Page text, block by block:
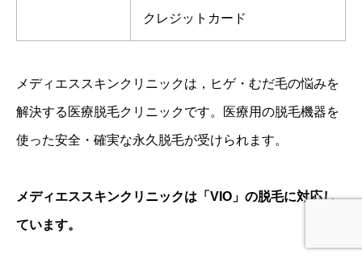
クレジットカード
メディエススキンクリニックは，ヒゲ・むだ毛の悩みを
解決する医療脱毛クリニックです。医療用の脱毛機器を
使った安全・確実な永久脱毛が受けられます。
メディエススキンクリニックは「VIO」の脱毛に対応し
ています。